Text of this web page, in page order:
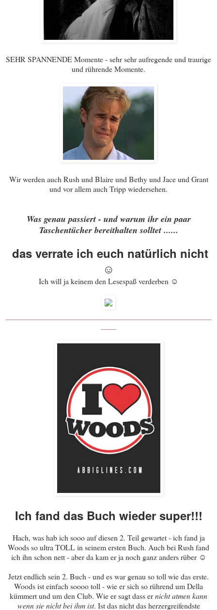
SEHR SPANNENDE Momente - sehr sehr aufregende und traurige
und rührende Momente.
Wir werden auch Rush und Blaire und Bethy und Jace und Grant
und vor allem auch Tripp wiedersehen.
Was genau passiert - und warum ihr ein paar
Taschentücher bereithalten solltet ......
das verrate ich euch natürlich nicht
☺
Ich will ja keinem den Lesespaß verderben ☺
Ich fand das Buch wieder super!!!
Hach, was hab ich sooo auf diesen 2. Teil gewartet - ich fand ja
Woods so ultra TOLL in seinem ersten Buch. Auch bei Rush fand
ich ihn schon nett - aber da kam er ja noch ganz anders rüber ☺
Jetzt endlich sein 2. Buch - und es war genau so toll wie das erste.
Woods ist einfach soooo toll - wie er sich so rührend um Della
kümmert und um den Club. Wie er sagt dass ernicht atmen kann
wenn sie nicht bei ihm ist. Ist das nicht das herzergreifendste